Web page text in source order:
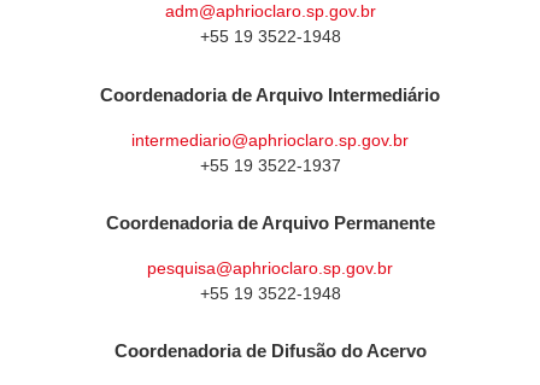
adm@aphrioclaro.sp.gov.br
+55 19 3522-1948
Coordenadoria de Arquivo Intermediário
intermediario@aphrioclaro.sp.gov.br
+55 19 3522-1937
Coordenadoria de Arquivo Permanente
pesquisa@aphrioclaro.sp.gov.br
+55 19 3522-1948
Coordenadoria de Difusão do Acervo